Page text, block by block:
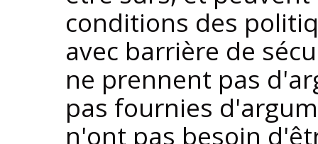
conditions des
avec barrière de
ne prennent pas
pas fournies
n'ont pas besoin